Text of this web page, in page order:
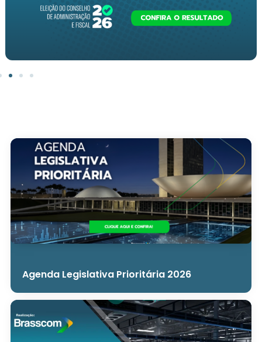
Agenda Legislativa Prioritária 2026